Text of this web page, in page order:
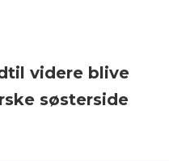
videre blive
søsterside